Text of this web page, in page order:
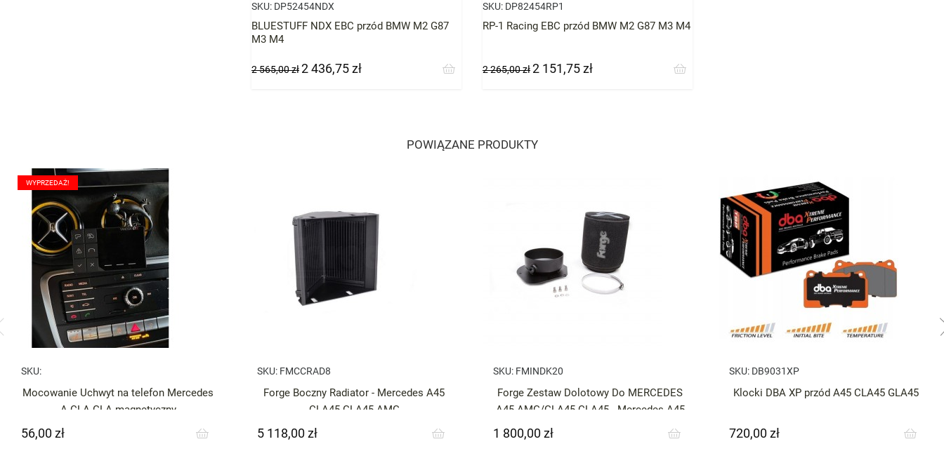
SKU: DP52454NDX
BLUESTUFF NDX EBC przód BMW M2 G87
M3 M4
Cena
2 565,00 złCena
2 436,75 zł
SKU: DP82454RP1
RP-1 Racing EBC przód BMW M2 G87 M3 M4
Cena
2 265,00 złCena
2 151,75 zł
POWIĄZANE PRODUKTY
SKU:
Mocowanie Uchwyt na telefon Mercedes
A CLA GLA magnetyczny
Cena
56,00 zł
WYPRZEDAŻ!
SKU: FMCCRAD8
Forge Boczny Radiator - Mercedes A45
CLA45 GLA45 AMG
Cena
5 118,00 zł
SKU: FMINDK20
Forge Zestaw Dolotowy Do MERCEDES
A45 AMG/GLA45 CLA45 - Mercedes A45
Cena
1 800,00 zł
SKU: DB9031XP
Klocki DBA XP przód A45 CLA45 GLA45
Cena
720,00 zł